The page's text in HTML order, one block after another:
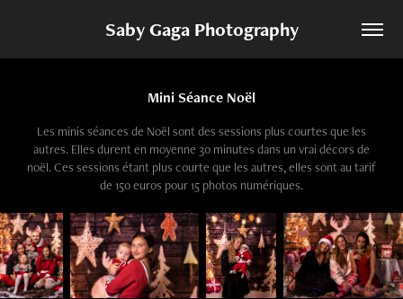
Saby Gaga Photography
Mini Séance Noël
Les minis séances de Noël sont des sessions plus courtes que les
autres. Elles durent en moyenne 30 minutes dans un vrai décors de
noël. Ces sessions étant plus courte que les autres, elles sont au tarif
de 150 euros pour 15 photos numériques.